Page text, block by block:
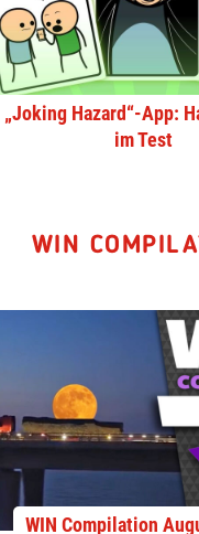
„Joking Hazard“-App:
im Test
WIN
WIN Compilation